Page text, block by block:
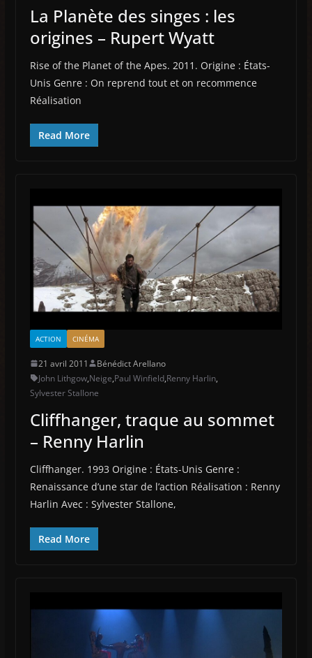
La Planète des singes : les
origines – Rupert Wyatt
Rise of the Planet of the Apes. 2011. Origine : États-
Unis Genre : On reprend tout et on recommence
Réalisation
Read More
ACTION CINÉMA
21 avril 2011
Bénédict Arellano
John Lithgow,Neige,Paul Winfield,Renny Harlin,
Sylvester Stallone
Cliffhanger, traque au sommet
– Renny Harlin
Cliffhanger. 1993 Origine : États-Unis Genre :
Renaissance d’une star de l’action Réalisation : Renny
Harlin Avec : Sylvester Stallone,
Read More